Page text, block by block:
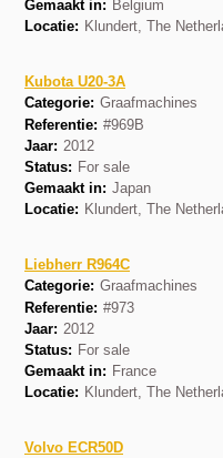
Gemaakt in: Belgium
Locatie: Klundert, The
Kubota U20-3A
Categorie: Graafmachines
Referentie: #969B
Jaar: 2012
Status: For sale
Gemaakt in: Japan
Locatie: Klundert, The
Liebherr R964C
Categorie: Graafmachines
Referentie: #973
Jaar: 2012
Status: For sale
Gemaakt in: France
Locatie: Klundert, The
Volvo ECR50D